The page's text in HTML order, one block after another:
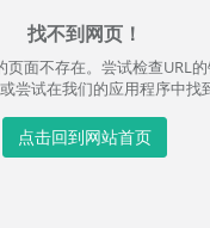
找不到网页！
页面不存在。尝试检查URL
尝试在我们的应用程序中找
点击回到网站首页